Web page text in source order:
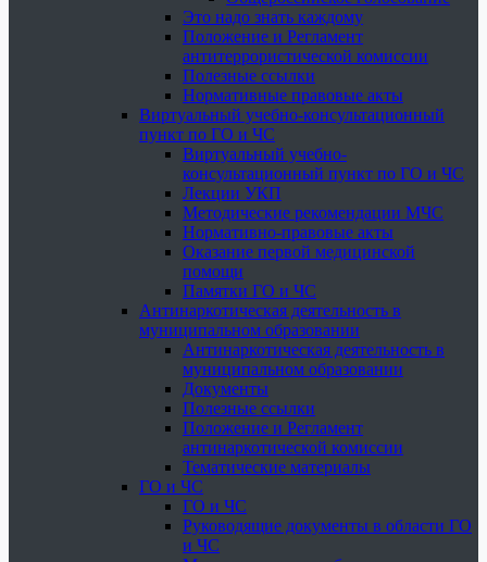
Это надо знать каждому
Положение и Регламент
антитеррористической комиссии
Полезные ссылки
Нормативные правовые акты
Виртуальный учебно-консультационный
пункт по ГО и ЧС
Виртуальный учебно-
консультационный пункт по ГО и ЧС
Лекции УКП
Методические рекомендации МЧС
Нормативно-правовые акты
Оказание первой медицинской
помощи
Памятки ГО и ЧС
Антинаркотическая деятельность в
муниципальном образовании
Антинаркотическая деятельность в
муниципальном образовании
Документы
Полезные ссылки
Положение и Регламент
антинаркотической комиссии
Тематические материалы
ГО и ЧС
ГО и ЧС
Руководящие документы в области ГО
и ЧС